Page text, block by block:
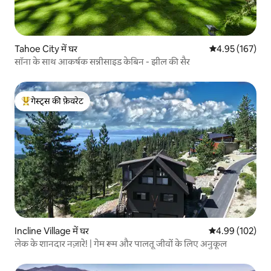
Tahoe City में घर औसत रेटिंग 5 में से
4.95 (167)
सॉना के साथ आकर्षक सन्नीसाइड केबिन - झील की सैर
गेस्ट्स का टॉप फ़ेवरेट
गेस्ट्स की फ़ेवरेट
Incline Village में घर औसत रेटिंग 5 में से
4.99 (102)
लेक के शानदार नज़ारे! | गेम रूम और पालतू जीवों के लिए अनुकूल